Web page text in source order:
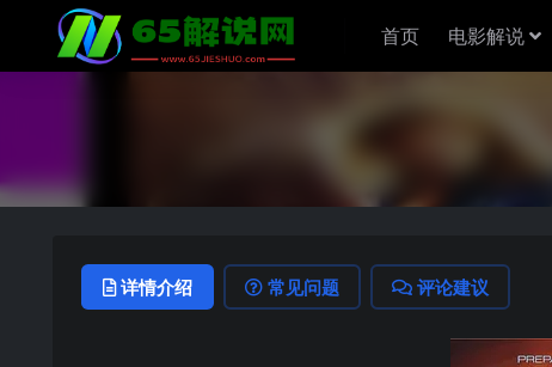
首页 电影解说
详情介绍 常见问题 评论建议